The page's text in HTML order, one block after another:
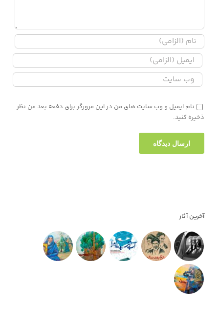
نام ایمیل و وب سایت های من در این مرورگر برای دفعه بعد من نظر
ذخیره کنید.
آخرین آثار